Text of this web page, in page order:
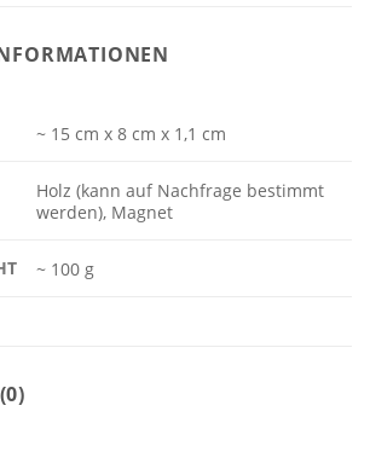
~ 15 cm x 8 cm x 1,1 cm
Holz (kann auf Nachfrage bestimmt
werden), Magnet
~ 100 g